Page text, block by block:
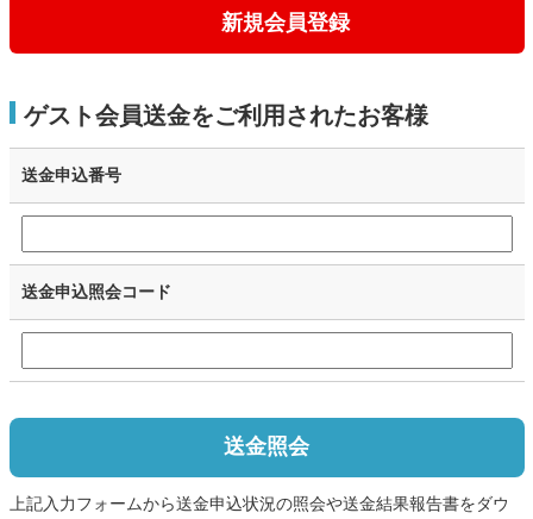
新規会員登録
ゲスト会員送金をご利用されたお客様
送金申込番号
送金申込照会コード
送金照会
上記入力フォームから送金申込状況の照会や送金結果報告書をダウ